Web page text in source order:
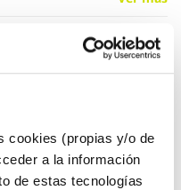
cookies (propias y/o de
a la información
de estas tecnologías
13,39 €